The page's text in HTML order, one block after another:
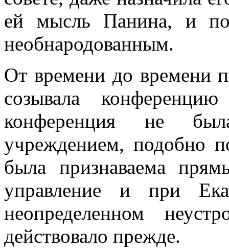
ей мысль Панина, и
необнародованным.
От времени до времени
созывала
конференция не
учреждением, подобно
была признаваема
управление и при
неопределенном
действовало прежде.